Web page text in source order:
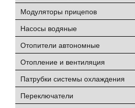
Модуляторы прицепов
Насосы водяные
Отопители автономные
Отопление и вентиляция
Патрубки системы охлаждения
Переключатели